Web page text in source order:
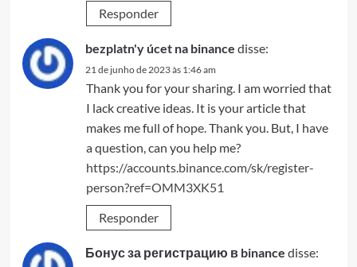
Responder
bezplatn'y úcet na binance disse:
21 de junho de 2023 às 1:46 am
Thank you for your sharing. I am worried that
I lack creative ideas. It is your article that
makes me full of hope. Thank you. But, I have
a question, can you help me?
https://accounts.binance.com/sk/register-
person?ref=OMM3XK51
Responder
Бонус за регистрацию в binance disse: